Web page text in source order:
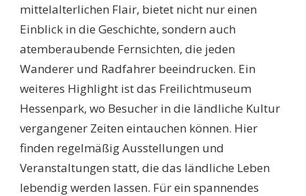
mittelalterlichen Flair, bietet nicht nur einen
Einblick in die Geschichte, sondern auch
atemberaubende Fernsichten, die jeden
Wanderer und Radfahrer beeindrucken. Ein
weiteres Highlight ist das Freilichtmuseum
Hessenpark, wo Besucher in die ländliche Kultur
vergangener Zeiten eintauchen können. Hier
finden regelmäßig Ausstellungen und
Veranstaltungen statt, die das ländliche Leben
lebendig werden lassen. Für ein spannendes